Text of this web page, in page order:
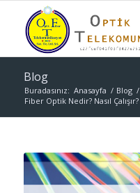
Blog
Buradasınız: Anasayfa / Blog /
Fiber Optik Nedir? Nasıl Çalışır?